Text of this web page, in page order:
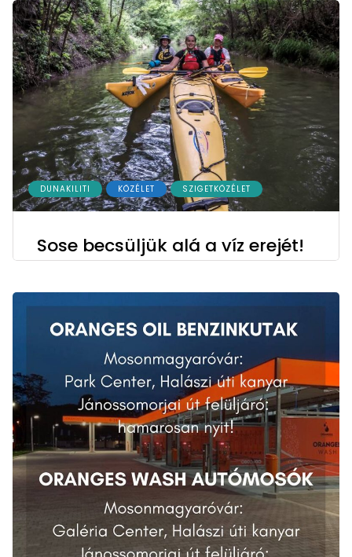
DUNAKILITI KÖZÉLET SZIGETKÖZÉLET
Sose becsüljük alá a víz erejét!